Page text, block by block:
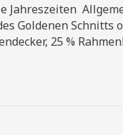
Goldenen
25 %